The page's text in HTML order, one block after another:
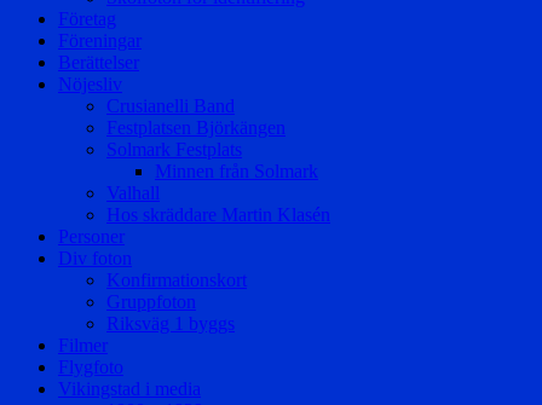
Företag
Föreningar
Berättelser
Nöjesliv
Crusianelli Band
Festplatsen Björkängen
Solmark Festplats
Minnen från Solmark
Valhall
Hos skräddare Martin Klasén
Personer
Div foton
Konfirmationskort
Gruppfoton
Riksväg 1 byggs
Filmer
Flygfoto
Vikingstad i media